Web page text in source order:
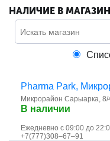
НАЛИЧИЕ В
Pharma Park,
Микрорайон Сарыарка, 8/
В наличии
Ежедневно с 09:00 до
+7(777)308‒67‒91